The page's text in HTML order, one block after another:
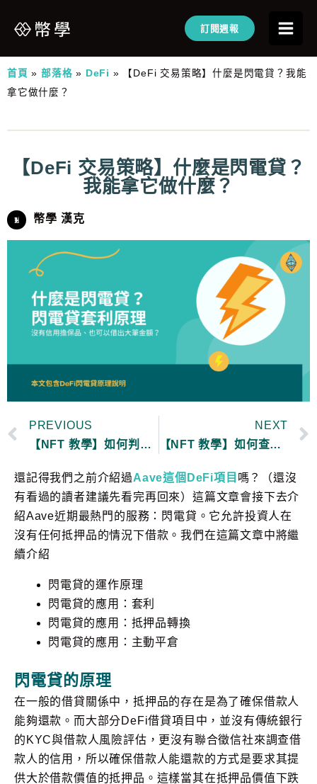
訂閱週報
首頁 »部落格 » DeFi »
【DeFi 交易策略】什麼是閃電貸？我能
拿它做什麼？
【DeFi 交易策略】什麼是閃電貸？
我能拿它做什麼？
幣學 漢克
PREVIOUS
【NFT 教學】如何判斷 NFT 的價值？最常見的 NFT 實用性(utility)有哪些？
NEXT
【NFT 教學】如何查看錢包內的 NFT？
還記得我們之前介紹過Aave這個DeFi項目 嗎？（還沒
有看過的讀者建議先看完再回來）這篇文章會接下去介
紹Aave近期最熱門的服務：閃電貸。它允許投資人在
沒有任何抵押品的情況下借款。我們在這篇文章中將繼
續介紹
閃電貸的運作原理
閃電貸的應用：套利
閃電貸的應用：抵押品轉換
閃電貸的應用：主動平倉
閃電貸的原理
在一般的借貸關係中，抵押品的存在是為了確保借款人
能夠還款。而大部分DeFi借貸項目中，並沒有傳統銀行
的KYC與借款人風險評估，更沒有聯合徵信社來調查借
款人的信用，所以確保借款人能還款的方式是要求其提
供大於借款價值的抵押品。這樣當其在抵押品價值下跌